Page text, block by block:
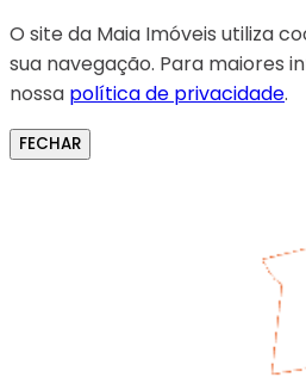
O site da Maia Imóveis utiliza
sua navegação. Para maiores
nossa política de privacidade.
FECHAR